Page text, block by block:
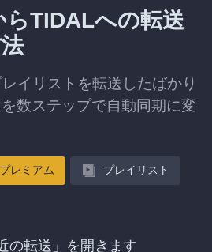
TIDALへの転送
イリストを転送したばかり
数ステップで自動同期に変
プレミアム プレイリスト
の転送」を開きます